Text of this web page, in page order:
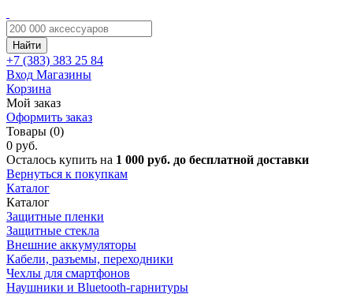
Найти
+7 (383) 383 25 84
Вход Магазины
Корзина
Мой заказ
Оформить заказ
Товары (0)
0 руб.
Осталось купить на 1 000 руб. до бесплатной доставки
Вернуться к покупкам
Каталог
Каталог
Защитные пленки
Защитные стекла
Внешние аккумуляторы
Кабели, разъемы, переходники
Чехлы для смартфонов
Наушники и Bluetooth-гарнитуры